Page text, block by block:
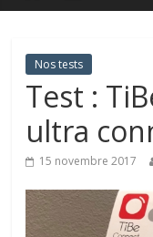
Le
belge
connecté
Nos tests
Test :
ultra
15 novembre 2017